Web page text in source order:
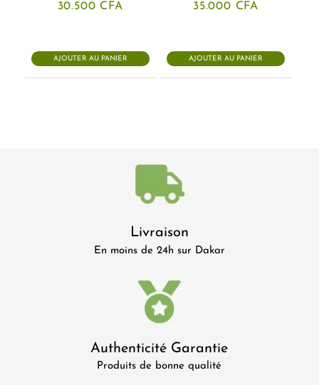
30.500 CFA
AJOUTER AU PANIER
35.000 CFA
AJOUTER AU PANIER
Livraison
En moins de 24h sur Dakar
Authenticité Garantie
Produits de bonne qualité